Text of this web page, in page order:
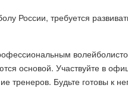
России, требуется
основой. Участвуйте в
тренеров. Будьте готовы к